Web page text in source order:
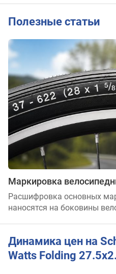
Полезные статьи
Маркировка
Расшифровка основных
наносятся на боковины
Динамика цен на
Watts Folding